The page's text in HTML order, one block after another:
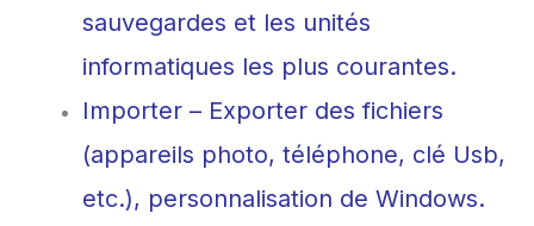
sauvegardes et les unités
informatiques les plus courantes.
Importer – Exporter des fichiers
(appareils photo, téléphone, clé Usb,
etc.), personnalisation de Windows.